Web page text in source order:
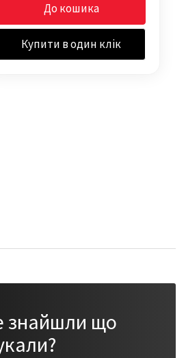
До кошика
Купити в один клік
знайшли що